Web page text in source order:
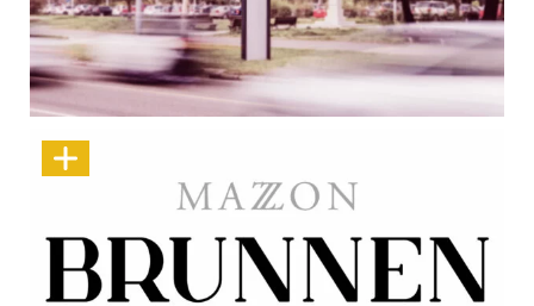
„ICH“ – eine Vortragsreihe, die bewegt